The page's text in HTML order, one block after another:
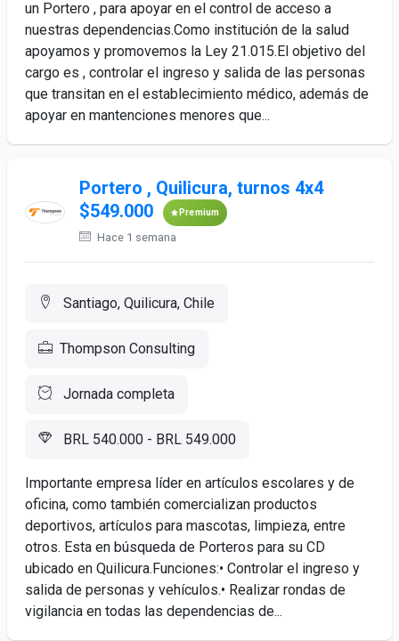
un Portero , para apoyar en el control de acceso a
nuestras dependencias.Como institución de la salud
apoyamos y promovemos la Ley 21.015.El objetivo del
cargo es , controlar el ingreso y salida de las personas
que transitan en el establecimiento médico, además de
apoyar en mantenciones menores que...
Portero , Quilicura, turnos 4x4
$549.000
Premium
Hace 1 semana
Santiago, Quilicura, Chile
Thompson Consulting
Jornada completa
BRL 540.000 - BRL 549.000
Importante empresa líder en artículos escolares y de
oficina, como también comercializan productos
deportivos, artículos para mascotas, limpieza, entre
otros. Esta en búsqueda de Porteros para su CD
ubicado en Quilicura.Funciones:• Controlar el ingreso y
salida de personas y vehículos.• Realizar rondas de
vigilancia en todas las dependencias de...